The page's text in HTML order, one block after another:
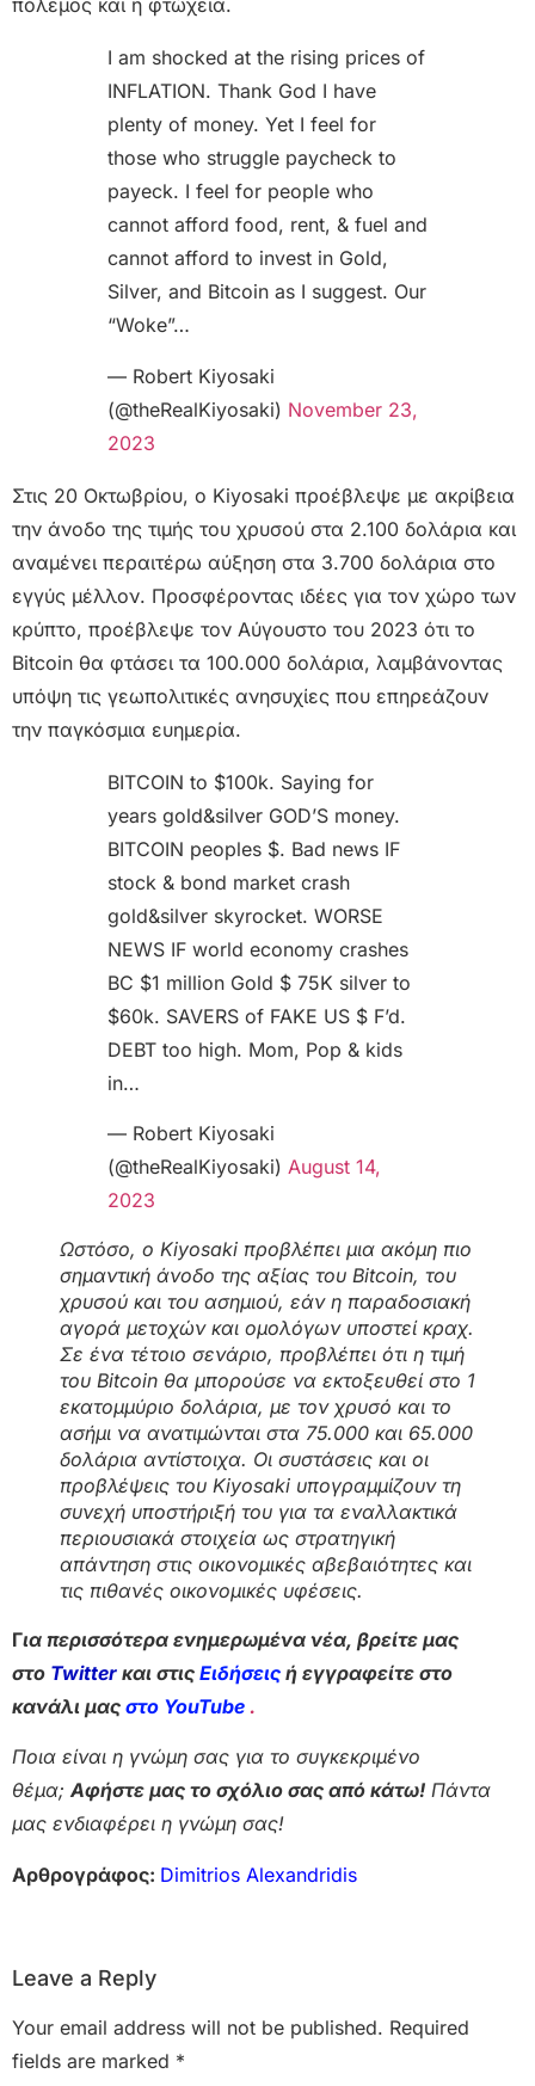
πόλεμος και η φτώχεια.
I am shocked at the rising prices of
INFLATION. Thank God I have
plenty of money. Yet I feel for
those who struggle paycheck to
payeck. I feel for people who
cannot afford food, rent, & fuel and
cannot afford to invest in Gold,
Silver, and Bitcoin as I suggest. Our
“Woke”…
— Robert Kiyosaki
(@theRealKiyosaki) November 23,
2023
Στις 20 Οκτωβρίου, ο Kiyosaki προέβλεψε με ακρίβεια
την άνοδο της τιμής του χρυσού στα 2.100 δολάρια και
αναμένει περαιτέρω αύξηση στα 3.700 δολάρια στο
εγγύς μέλλον. Προσφέροντας ιδέες για τον χώρο των
κρύπτο, προέβλεψε τον Αύγουστο του 2023 ότι το
Bitcoin θα φτάσει τα 100.000 δολάρια, λαμβάνοντας
υπόψη τις γεωπολιτικές ανησυχίες που επηρεάζουν
την παγκόσμια ευημερία.
BITCOIN to $100k. Saying for
years gold&silver GOD’S money.
BITCOIN peoples $. Bad news IF
stock & bond market crash
gold&silver skyrocket. WORSE
NEWS IF world economy crashes
BC $1 million Gold $ 75K silver to
$60k. SAVERS of FAKE US $ F’d.
DEBT too high. Mom, Pop & kids
in…
— Robert Kiyosaki
(@theRealKiyosaki) August 14,
2023
Ωστόσο, ο Kiyosaki προβλέπει μια ακόμη πιο
σημαντική άνοδο της αξίας του Bitcoin, του
χρυσού και του ασημιού, εάν η παραδοσιακή
αγορά μετοχών και ομολόγων υποστεί κραχ.
Σε ένα τέτοιο σενάριο, προβλέπει ότι η τιμή
του Bitcoin θα μπορούσε να εκτοξευθεί στο 1
εκατομμύριο δολάρια, με τον χρυσό και το
ασήμι να ανατιμώνται στα 75.000 και 65.000
δολάρια αντίστοιχα. Οι συστάσεις και οι
προβλέψεις του Kiyosaki υπογραμμίζουν τη
συνεχή υποστήριξή του για τα εναλλακτικά
περιουσιακά στοιχεία ως στρατηγική
απάντηση στις οικονομικές αβεβαιότητες και
τις πιθανές οικονομικές υφέσεις.
Για περισσότερα ενημερωμένα νέα, βρείτε μας
στο Twitter και στις Ειδήσεις ή εγγραφείτε στο
κανάλι μας στο YouTube .
Ποια είναι η γνώμη σας για το συγκεκριμένο
θέμα;Αφήστε μας το σχόλιο σας από κάτω! Πάντα
μας ενδιαφέρει η γνώμη σας!
Αρθρογράφος: Dimitrios Alexandridis
Leave a Reply
Your email address will not be published. Required
fields are marked *